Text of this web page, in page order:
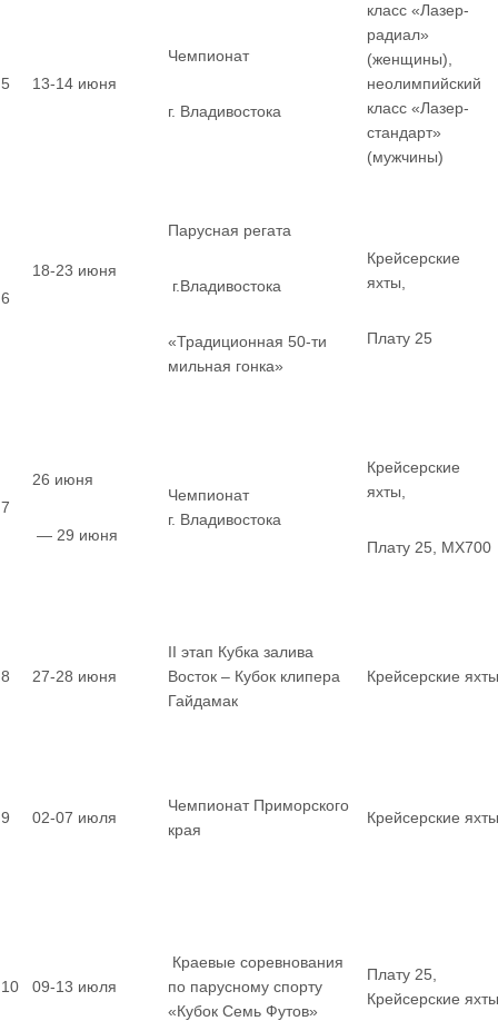
5 13-14 июня
Чемпионат
г. Владивостока
класс «Лазер-
радиал»
(женщины),
неолимпийский
класс «Лазер-
стандарт»
(мужчины)
6
18-23 июня
Парусная регата
г.Владивостока
«Традиционная 50-ти
мильная гонка»
Крейсерские
яхты,
Плату 25
7
26 июня
— 29 июня
Чемпионат
г. Владивостока
Крейсерские
яхты,
Плату 25, MX700
8 27-28 июня
II этап Кубка залива
Восток – Кубок клипера
Гайдамак
Крейсерские яхты
9 02-07 июля
Чемпионат Приморского
края
Крейсерские яхты
10 09-13 июля
Краевые соревнования
по парусному спорту
«Кубок Семь Футов»
Плату 25,
Крейсерские яхты